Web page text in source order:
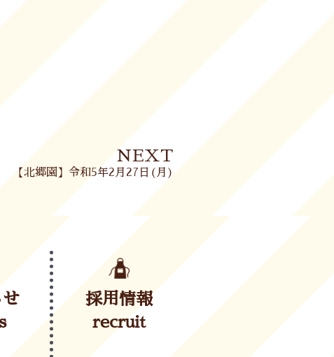
NEXT
【北郷園】令和5年2月27日(月)
せ
採用情報
recruit